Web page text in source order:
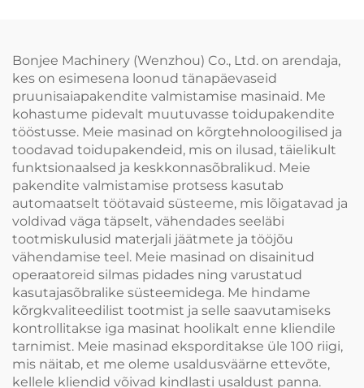
Bonjee Machinery (Wenzhou) Co., Ltd. on arendaja,
kes on esimesena loonud tänapäevaseid
pruunisaiapakendite valmistamise masinaid. Me
kohastume pidevalt muutuvasse toidupakendite
tööstusse. Meie masinad on kõrgtehnoloogilised ja
toodavad toidupakendeid, mis on ilusad, täielikult
funktsionaalsed ja keskkonnasõbralikud. Meie
pakendite valmistamise protsess kasutab
automaatselt töötavaid süsteeme, mis lõigatavad ja
voldivad väga täpselt, vähendades seeläbi
tootmiskulusid materjali jäätmete ja tööjõu
vähendamise teel. Meie masinad on disainitud
operaatoreid silmas pidades ning varustatud
kasutajasõbralike süsteemidega. Me hindame
kõrgkvaliteedilist tootmist ja selle saavutamiseks
kontrollitakse iga masinat hoolikalt enne kliendile
tarnimist. Meie masinad eksporditakse üle 100 riigi,
mis näitab, et me oleme usaldusväärne ettevõte,
kellele kliendid võivad kindlasti usaldust panna.